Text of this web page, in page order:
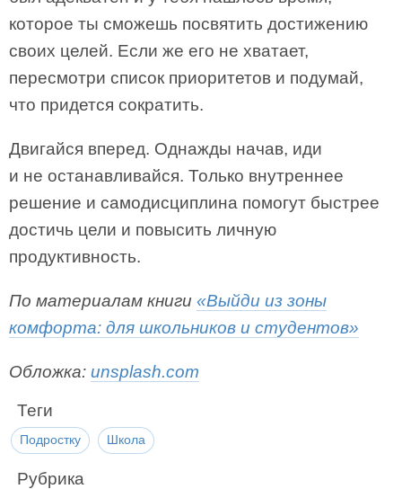
которое ты сможешь посвятить достижению
своих целей. Если же его не хватает,
пересмотри список приоритетов и подумай,
что придется сократить.
Двигайся вперед. Однажды начав, иди
и не останавливайся. Только внутреннее
решение и самодисциплина помогут быстрее
достичь цели и повысить личную
продуктивность.
По материалам книги «Выйди из зоны
комфорта: для школьников и студентов»
Обложка: unsplash.com
Теги
Подростку Школа
Рубрика